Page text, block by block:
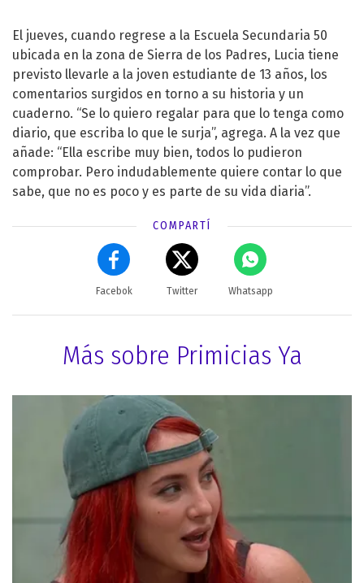
El jueves, cuando regrese a la Escuela Secundaria 50
ubicada en la zona de Sierra de los Padres, Lucia tiene
previsto llevarle a la joven estudiante de 13 años, los
comentarios surgidos en torno a su historia y un
cuaderno. “Se lo quiero regalar para que lo tenga como
diario, que escriba lo que le surja”, agrega. A la vez que
añade: “Ella escribe muy bien, todos lo pudieron
comprobar. Pero indudablemente quiere contar lo que
sabe, que no es poco y es parte de su vida diaria”.
COMPARTÍ
Facebok Twitter Whatsapp
Más sobre Primicias Ya